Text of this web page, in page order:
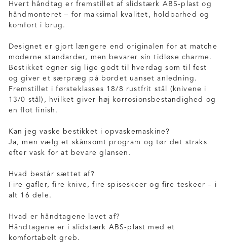
Hvert håndtag er fremstillet af slidstærk ABS-plast og
håndmonteret – for maksimal kvalitet, holdbarhed og
komfort i brug.
Designet er gjort længere end originalen for at matche
moderne standarder, men bevarer sin tidløse charme.
Bestikket egner sig lige godt til hverdag som til fest
og giver et særpræg på bordet uanset anledning.
Fremstillet i førsteklasses 18/8 rustfrit stål (knivene i
13/0 stål), hvilket giver høj korrosionsbestandighed og
en flot finish.
Kan jeg vaske bestikket i opvaskemaskine?
Ja, men vælg et skånsomt program og tør det straks
efter vask for at bevare glansen.
Hvad består sættet af?
Fire gafler, fire knive, fire spiseskeer og fire teskeer – i
alt 16 dele.
Hvad er håndtagene lavet af?
Håndtagene er i slidstærk ABS-plast med et
komfortabelt greb.